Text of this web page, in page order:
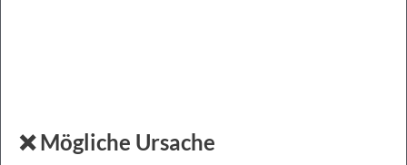
❌ Mögliche Ursache